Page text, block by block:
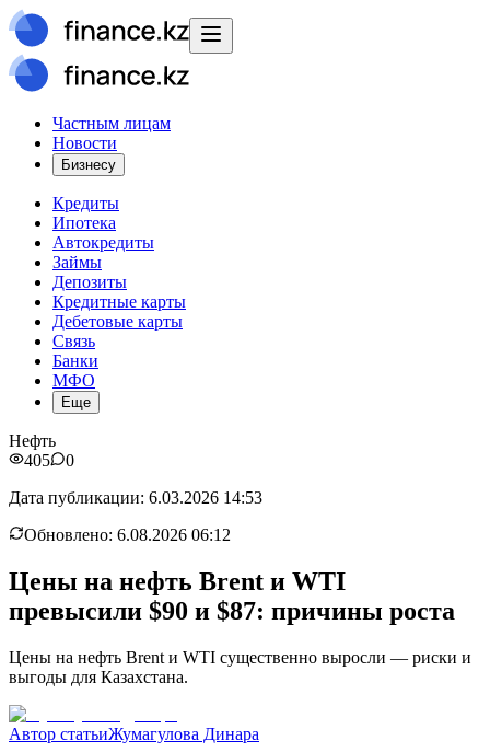
Частным лицам
Новости
Бизнесу
Кредиты
Ипотека
Автокредиты
Займы
Депозиты
Кредитные карты
Дебетовые карты
Связь
Банки
МФО
Еще
Нефть
405
0
Дата публикации: 6.03.2026 14:53
Обновлено: 6.08.2026 06:12
Цены на нефть Brent и WTI
превысили $90 и $87: причины роста
Цены на нефть Brent и WTI существенно выросли — риски и
выгоды для Казахстана.
Автор статьиЖумагулова Динара